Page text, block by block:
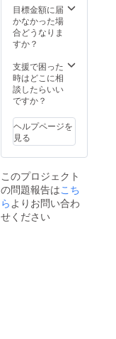
味の
grape
olive(グ
ブ) ●夜
のネオ
ンのよ
うな華
をもっ
yellow(
ネオン
イエ
ロー) ※
ご注文
状況、
製造工
blue（
ムーン
ブ
森をイ
メージ
した穏
やかで
味の
olive(グ
レープ
ブ) ●夜
のネオ
ンのよ
うな華
グリー
ン） ●
美しい
彿とさ
せるsea
coral（
シー
ル） ●
月明か
りに照
らされ
を想起
させる
moon
blue（
ムーン
オーロ
ラのよ
うな幻
illusion
green（
イ
リュー
グリー
ン） ●
美しい
珊瑚の
彿とさ
せるsea
coral（
シー
コーラ
目標金額に届
かなかった場
合どうなりま
すか？
支援で困った
時はどこに相
談したらいい
ですか？
ヘルプページを
見る
このプロジェクト
の問題報告はこち
らよりお問い合わ
せください